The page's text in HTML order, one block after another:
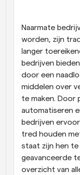
Automatiseer
Blog
Blijf op de
Instant
Ontmoet
Dynamische
Boek
Webhooks
Ontvang een
Naarmate
worden, zijn
langer
bedrijven
door een
middelen over
te maken. Door
automatiseren
bedrijven
tred houden
staat zijn hen
geavanceerde
overzicht van